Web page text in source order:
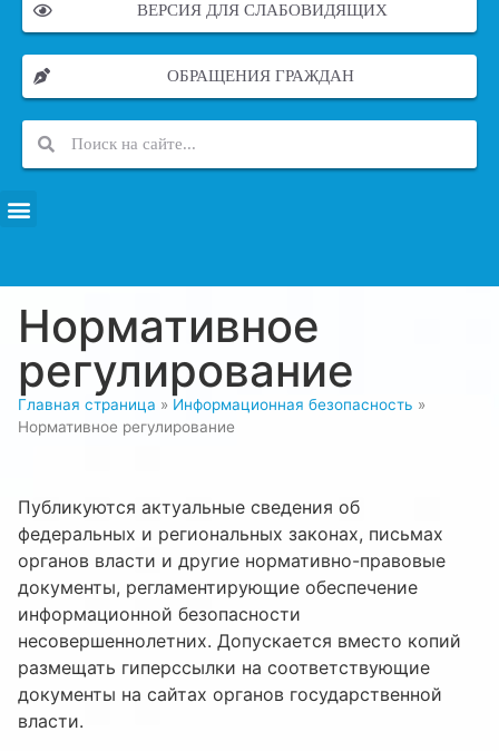
ВЕРСИЯ ДЛЯ СЛАБОВИДЯЩИХ
ОБРАЩЕНИЯ ГРАЖДАН
Нормативное
регулирование
Главная страница » Информационная безопасность »
Нормативное регулирование
Публикуются актуальные сведения об
федеральных и региональных законах, письмах
органов власти и другие нормативно-правовые
документы, регламентирующие обеспечение
информационной безопасности
несовершеннолетних. Допускается вместо копий
размещать гиперссылки на соответствующие
документы на сайтах органов государственной
власти.